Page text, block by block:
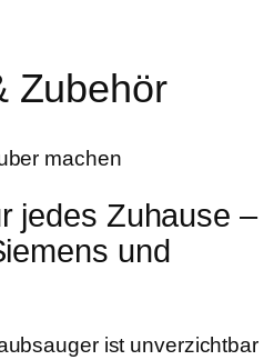
Zubehör
machen
jedes Zuhause –
und
ist unverzichtbar